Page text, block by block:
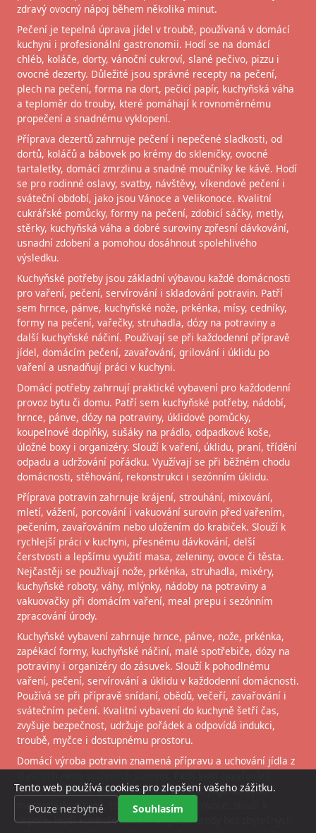
zdravý ovocný nápoj během několika minut.
Pečení je tepelná úprava jídel v troubě, používaná v domácí
kuchyni i profesionální gastronomii. Hodí se na domácí
chléb, koláče, dorty, vánoční cukroví, slané pečivo, pizzu i
ovocné dezerty. Důležité jsou správné recepty na pečení,
plech na pečení, forma na dort, pečicí papír, kuchyňská váha
a teploměr do trouby, které pomáhají k rovnoměrnému
propečení a snadnému vyklopení.
Příprava dezertů zahrnuje pečení i nepečené sladkosti, od
dortů, koláčů a bábovek po krémy do skleničky, ovocné
tartaletky, domácí zmrzlinu a snadné moučníky ke kávě. Hodí
se pro rodinné oslavy, svatby, návštěvy, víkendové pečení i
sváteční období, jako jsou Vánoce a Velikonoce. Kvalitní
cukrářské pomůcky, formy na pečení, zdobicí sáčky, metly,
stěrky, kuchyňská váha a dobré suroviny zpřesní dávkování,
usnadní zdobení a pomohou dosáhnout spolehlivého
výsledku.
Kuchyňské potřeby jsou základní výbavou každé domácnosti
pro vaření, pečení, servírování i skladování potravin. Patří
sem hrnce, pánve, kuchyňské nože, prkénka, mísy, cedníky,
formy na pečení, vařečky, struhadla, dózy na potraviny a
další kuchyňské náčiní. Používají se při každodenní přípravě
jídel, domácím pečení, zavařování, grilování i úklidu po
vaření a usnadňují práci v kuchyni.
Domácí potřeby zahrnují praktické vybavení pro každodenní
provoz bytu či domu. Patří sem kuchyňské potřeby, nádobí,
hrnce, pánve, dózy na potraviny, úklidové pomůcky,
koupelnové doplňky, sušáky na prádlo, odpadkové koše,
úložné boxy i organizéry. Slouží k vaření, úklidu, praní, třídění
odpadu a udržování pořádku. Využívají se při běžném chodu
domácnosti, stěhování, rekonstrukci i sezónním úklidu.
Příprava potravin zahrnuje krájení, strouhání, mixování,
mletí, vážení, porcování i vakuování surovin před vařením,
pečením, zavařováním nebo uložením do krabiček. Slouží k
rychlejší práci v kuchyni, přesnému dávkování, delší
čerstvosti a lepšímu využití masa, zeleniny, ovoce či těsta.
Nejčastěji se používají nože, prkénka, struhadla, mixéry,
kuchyňské roboty, váhy, mlýnky, nádoby na potraviny a
vakuovačky při domácím vaření, meal prepu i sezónním
zpracování úrody.
Kuchyňské vybavení zahrnuje hrnce, pánve, nože, prkénka,
zapékací formy, kuchyňské náčiní, malé spotřebiče, dózy na
potraviny i organizéry do zásuvek. Slouží k pohodlnému
vaření, pečení, servírování a úklidu v každodenní domácnosti.
Používá se při přípravě snídaní, obědů, večeří, zavařování i
svátečním pečení. Kvalitní vybavení do kuchyně šetří čas,
zvyšuje bezpečnost, udržuje pořádek a odpovídá indukci,
troubě, myčce i dostupnému prostoru.
Domácí výroba potravin znamená přípravu a uchování jídla z
ovoce a zeleniny, kvašení, výroba chleba, jogurtu, sýra,
marmelády, sirupů, těstovin i sušeného ovoce. Slouží k
úspoře, lepší kontrole složení a využití úrody bez zbytečných
Tento web používá cookies pro zlepšení vašeho zážitku.
Pouze nezbytné
Souhlasím